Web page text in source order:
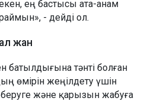
ең бастысы ата-анам
- дейді ол.
жан
батылдығына тәнті болған
өмірін жеңілдету үшін
және қарызын жабуға